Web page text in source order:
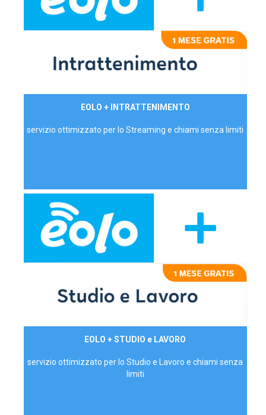
EOLO + INTRATTENIMENTO
servizio ottimizzato per lo Streaming e chiami senza limiti
EOLO + STUDIO e LAVORO
servizio ottimizzato per lo Studio e Lavoro e chiami senza
limiti